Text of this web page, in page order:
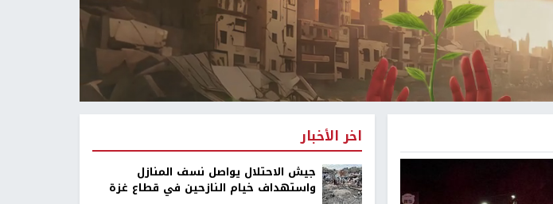
اخر الأخبار
جيش الاحتلال يواصل نسف المنازل
واستهداف خيام النازحين في قطاع غزة